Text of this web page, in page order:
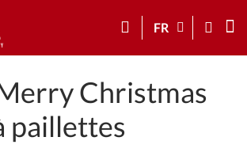
FR
Christmas
paillettes